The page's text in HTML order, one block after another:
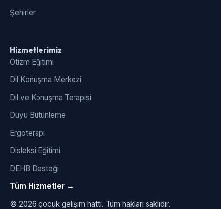
Şehirler
Hizmetlerimiz
Otizm Eğitimi
Dil Konuşma Merkezi
Dil ve Konuşma Terapisi
Duyu Bütünleme
Ergoterapi
Disleksi Eğitimi
DEHB Desteği
Tüm Hizmetler →
© 2026 çocuk gelişim hattı. Tüm hakları saklıdır.